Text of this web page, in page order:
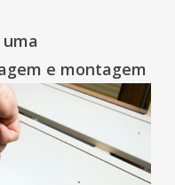
e montagem